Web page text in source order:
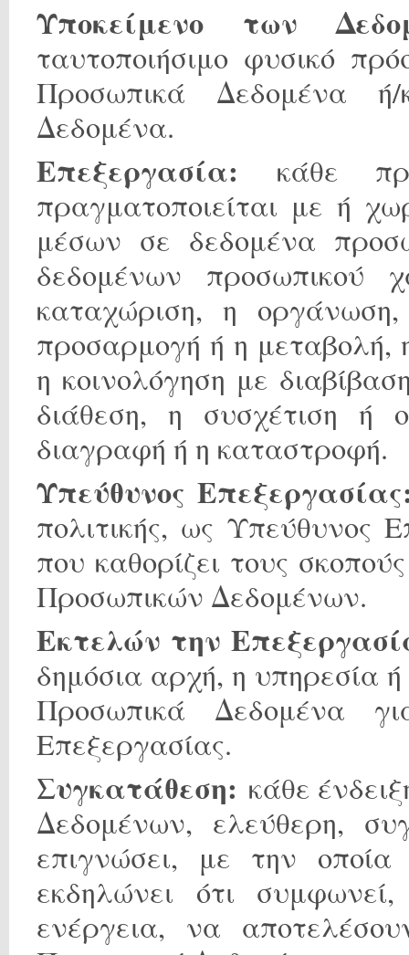
Υποκείμενο των
ταυτοποιήσιμο φυσικό
Προσωπικά Δεδομένα
Δεδομένα.
Επεξεργασία: κάθε
πραγματοποιείται με ή
μέσων σε δεδομένα
δεδομένων προσωπικού
καταχώριση, η
προσαρμογή ή η μεταβολή,
η κοινολόγηση με
διάθεση, η συσχέτιση ή
διαγραφή ή η καταστροφή.
Υπεύθυνος
πολιτικής, ως Υπεύθυνος
που καθορίζει τους
Προσωπικών Δεδομένων.
Εκτελών την
δημόσια αρχή, η υπηρεσία
Προσωπικά Δεδομένα
Επεξεργασίας.
Συγκατάθεση: κάθε
Δεδομένων, ελεύθερη,
επιγνώσει, με την
εκδηλώνει ότι
ενέργεια, να